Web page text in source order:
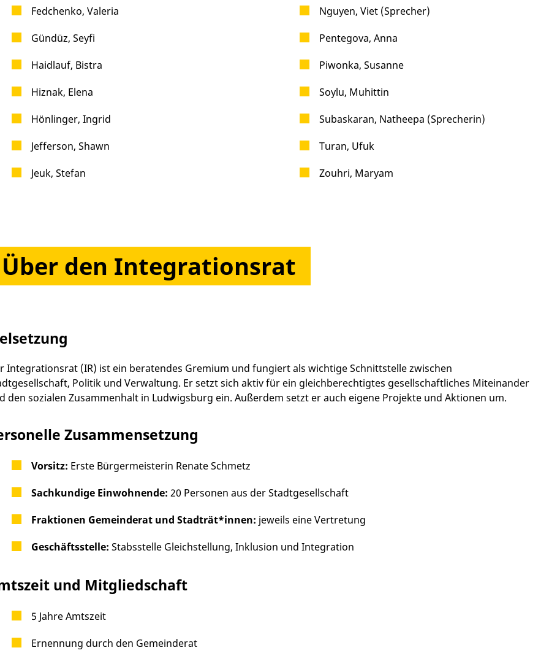
Fedchenko, Valeria
Gündüz, Seyfi
Haidlauf, Bistra
Hiznak, Elena
Hönlinger, Ingrid
Jefferson, Shawn
Jeuk, Stefan
Nguyen, Viet (Sprecher)
Pentegova, Anna
Piwonka, Susanne
Soylu, Muhittin
Subaskaran, Natheepa (Sprecherin)
Turan, Ufuk
Zouhri, Maryam
Über den Integrationsrat
Integrationsrat (IR) ist ein beratendes Gremium und fungiert als wichtige Schnittstelle zwischen
Politik und Verwaltung. Er setzt sich aktiv für ein gleichberechtigtes gesellschaftliches Miteinander
den sozialen Zusammenhalt in Ludwigsburg ein. Außerdem setzt er auch eigene Projekte und Aktionen um.
Zusammensetzung
Vorsitz: Erste Bürgermeisterin Renate Schmetz
Sachkundige Einwohnende: 20 Personen aus der Stadtgesellschaft
Fraktionen Gemeinderat und Stadträt*innen: jeweils eine Vertretung
Geschäftsstelle: Stabsstelle Gleichstellung, Inklusion und Integration
und Mitgliedschaft
5 Jahre Amtszeit
Ernennung durch den Gemeinderat